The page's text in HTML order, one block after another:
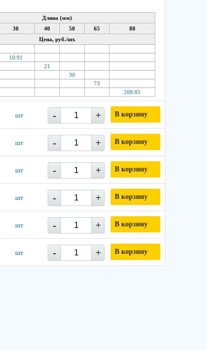
Длина (мм)
30 40 50 65
80
Цена, руб./шт.
10.91
21
30
73
208.85
шт - + В корзину
шт - + В корзину
шт - + В корзину
шт - + В корзину
шт - + В корзину
шт - + В корзину